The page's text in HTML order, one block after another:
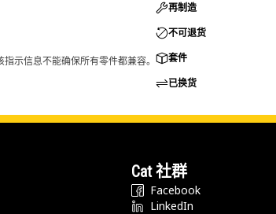
示信息不能确保所有零件都兼容。
再制造
不可退货
套件
已换货
Cat 社群
Facebook
LinkedIn